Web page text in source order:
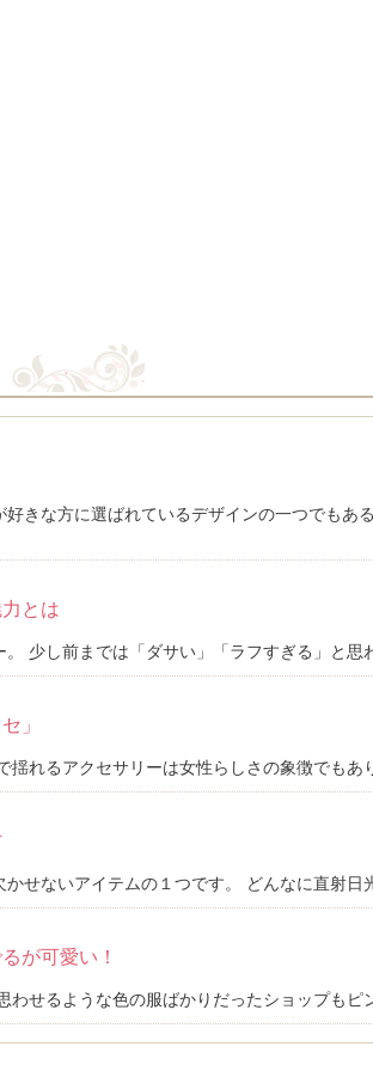
きな方に選ばれているデザインの一つでもあ
とは
少し前までは「ダサい」「ラフすぎる」と思
」
れるアクセサリーは女性らしさの象徴でもあ
せないアイテムの１つです。 どんなに直射日
が可愛い！
せるような色の服ばかりだったショップもピ